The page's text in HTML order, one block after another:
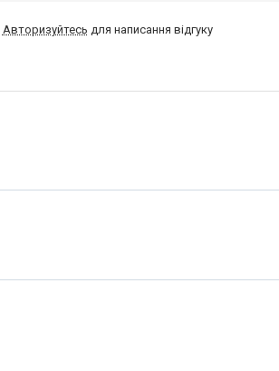
Авторизуйтесь для написання відгуку